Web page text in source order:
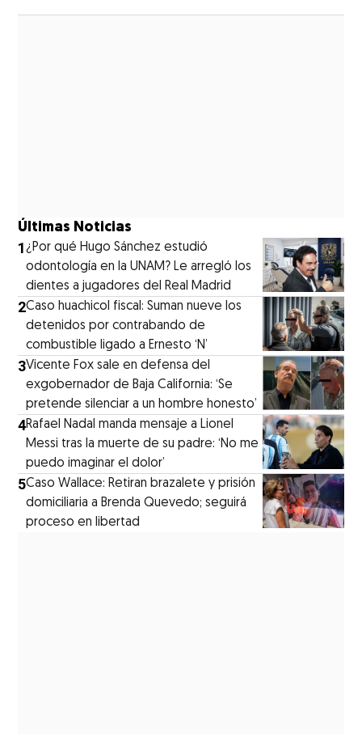
Últimas Noticias
1¿Por qué Hugo Sánchez estudió
odontología en la UNAM? Le arregló los
dientes a jugadores del Real Madrid
2Caso huachicol fiscal: Suman nueve los
detenidos por contrabando de
combustible ligado a Ernesto ‘N’
3Vicente Fox sale en defensa del
exgobernador de Baja California: ‘Se
pretende silenciar a un hombre honesto’
4Rafael Nadal manda mensaje a Lionel
Messi tras la muerte de su padre: ‘No me
puedo imaginar el dolor’
5Caso Wallace: Retiran brazalete y prisión
domiciliaria a Brenda Quevedo; seguirá
proceso en libertad